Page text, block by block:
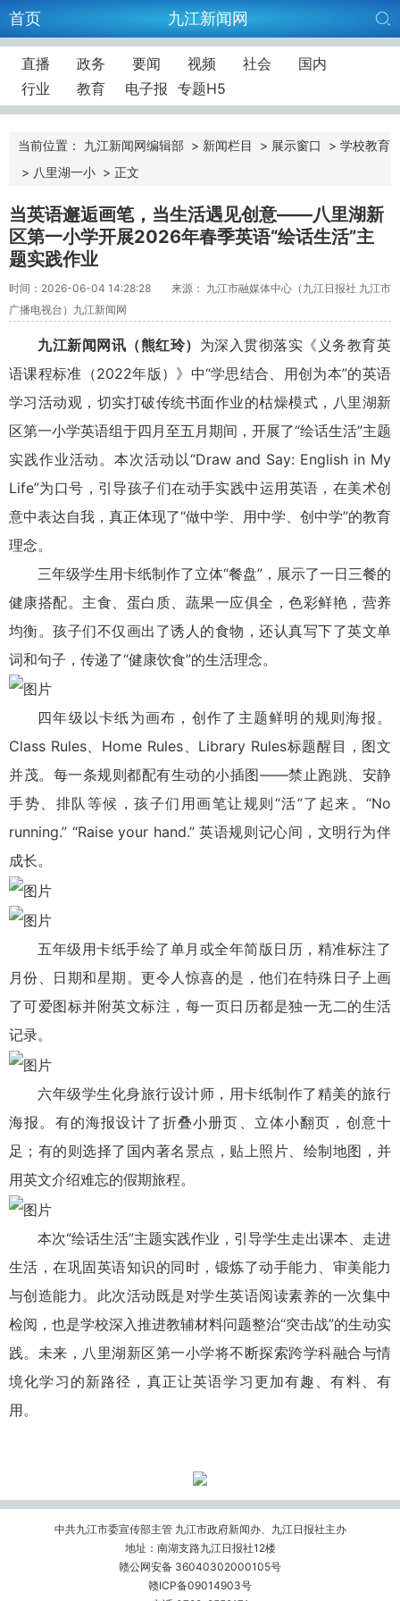
首页 九江新闻网
直播 政务 要闻 视频 社会
国内
行业
教育 电子报 专题H5
当前位置： 九江新闻网编辑部 > 新闻栏目 > 展示窗口 > 学校教育
> 八里湖一小 > 正文
当英语邂逅画笔，当生活遇见创意——八里湖新
区第一小学开展2026年春季英语“绘话生活”主
题实践作业
时间：2026-06-04 14:28:28
来源： 九江市融媒体中心（九江日报社 九江市
广播电视台）九江新闻网
九江新闻网讯（熊红玲） 为深入贯彻落实《义务教育英
语课程标准（2022年版）》中“学思结合、用创为本”的英语
学习活动观，切实打破传统书面作业的枯燥模式，八里湖新
区第一小学英语组于四月至五月期间，开展了“绘话生活”主题
实践作业活动。本次活动以“Draw and Say: English in My
Life”为口号，引导孩子们在动手实践中运用英语，在美术创
意中表达自我，真正体现了“做中学、用中学、创中学”的教育
理念。
三年级学生用卡纸制作了立体“餐盘”，展示了一日三餐的
健康搭配。主食、蛋白质、蔬果一应俱全，色彩鲜艳，营养
均衡。孩子们不仅画出了诱人的食物，还认真写下了英文单
词和句子，传递了“健康饮食”的生活理念。
四年级以卡纸为画布，创作了主题鲜明的规则海报。
Class Rules、Home Rules、Library Rules标题醒目，图文
并茂。每一条规则都配有生动的小插图——禁止跑跳、安静
手势、排队等候，孩子们用画笔让规则“活”了起来。 “No
running.” “Raise your hand.” 英语规则记心间，文明行为伴
成长。
五年级用卡纸手绘了单月或全年简版日历，精准标注了
月份、日期和星期。更令人惊喜的是，他们在特殊日子上画
了可爱图标并附英文标注，每一页日历都是独一无二的生活
记录。
六年级学生化身旅行设计师，用卡纸制作了精美的旅行
海报。有的海报设计了折叠小册页、立体小翻页，创意十
足；有的则选择了国内著名景点，贴上照片、绘制地图，并
用英文介绍难忘的假期旅程。
本次“绘话生活”主题实践作业，引导学生走出课本、走进
生活，在巩固英语知识的同时，锻炼了动手能力、审美能力
与创造能力。此次活动既是对学生英语阅读素养的一次集中
检阅，也是学校深入推进教辅材料问题整治“突击战”的生动实
践。未来，八里湖新区第一小学将不断探索跨学科融合与情
境化学习的新路径，真正让英语学习更加有趣、有料、有
用。
中共九江市委宣传部主管 九江市政府新闻办、九江日报社主办
地址：南湖支路九江日报社12楼
赣公网安备 36040302000105号
赣ICP备09014903号